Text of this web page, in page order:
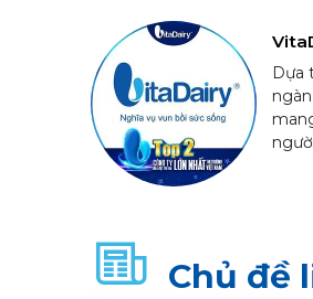
Dựa
Chủ đề